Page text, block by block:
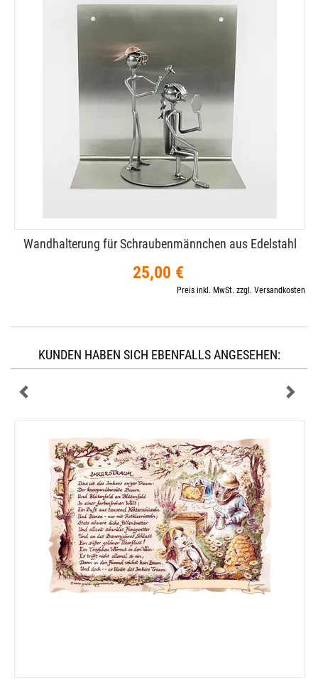
Wandhalterung für Schraubenmännchen aus Edelstahl
25,00 €
Preis inkl. MwSt. zzgl. Versandkosten
KUNDEN HABEN SICH EBENFALLS ANGESEHEN: